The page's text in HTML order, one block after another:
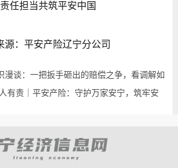
任担当共筑平安中国
源：平安产险辽宁分公司
漫谈：一把扳手砸出的赔偿之争，看调解如
有责｜平安产险：守护万家安宁，筑牢安